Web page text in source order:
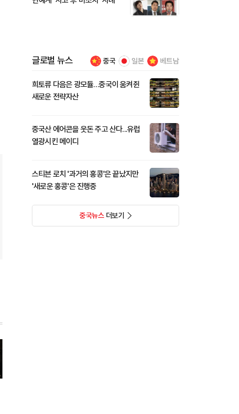
글로벌 뉴스 중국 일본 베트남
희토류 다음은 광모듈…중국이 움켜쥔
새로운 전략자산
중국산 에어콘을 웃돈 주고 산다...유럽
열광시킨 메이디
스티븐 로치 '과거의 홍콩'은 끝났지만
'새로운 홍콩'은 진행중
중국뉴스더보기